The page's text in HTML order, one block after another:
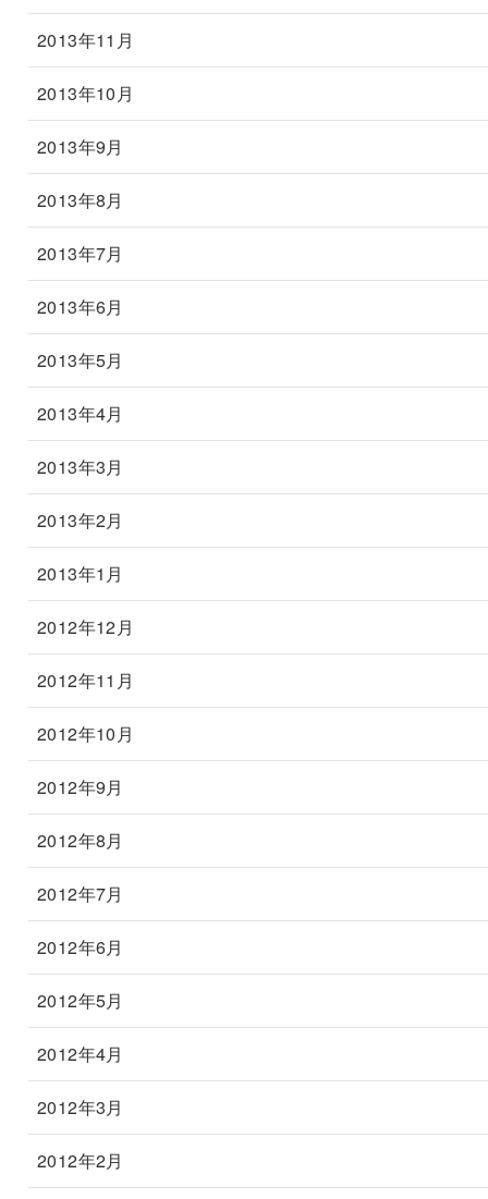
2013年11月
2013年10月
2013年9月
2013年8月
2013年7月
2013年6月
2013年5月
2013年4月
2013年3月
2013年2月
2013年1月
2012年12月
2012年11月
2012年10月
2012年9月
2012年8月
2012年7月
2012年6月
2012年5月
2012年4月
2012年3月
2012年2月